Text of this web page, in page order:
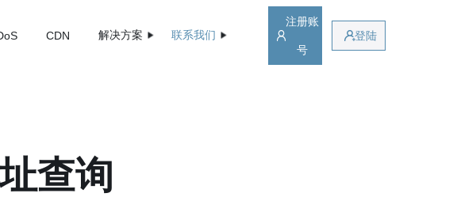
CDN 解决方案 联系我们
注册账
号
登陆
查询